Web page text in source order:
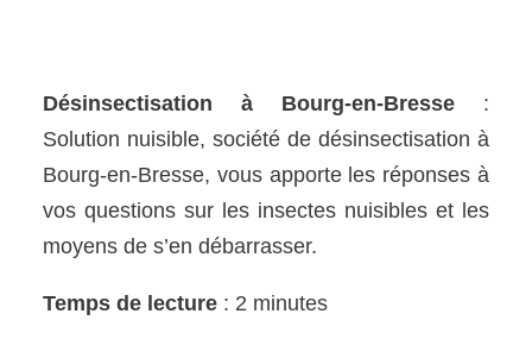
Désinsectisation à Bourg-en-Bresse:
Solution nuisible, société de désinsectisation à
Bourg-en-Bresse, vous apporte les réponses à
vos questions sur les insectes nuisibles et les
moyens de s’en débarrasser.
Temps de lecture : 2 minutes